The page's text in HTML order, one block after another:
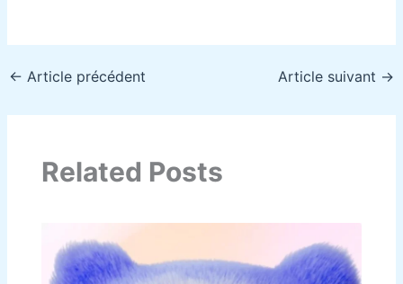
← Article précédent Article suivant →
Related Posts